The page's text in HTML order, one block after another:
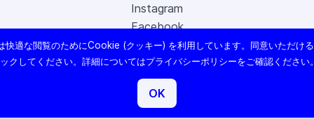
Instagram
Facebook
X (Twitter)
Youtube
Lomography
快適な閲覧のためにCookie (クッキー) を利用しています。同意いただけ
ックしてください。詳細についてはプライバシーポリシーをご確認ください
OK